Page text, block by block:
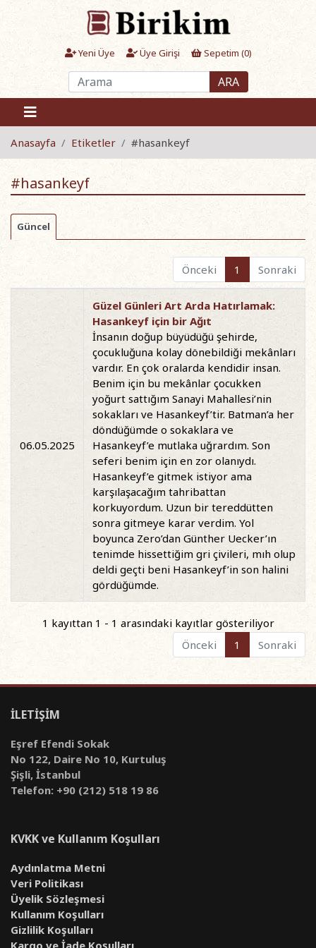
Yeni Üye Üye Girişi Sepetim (0)
ARA
Anasayfa Etiketler #hasankeyf
#hasankeyf
Güncel
Önceki 1 Sonraki
06.05.2025
Güzel Günleri Art Arda Hatırlamak:
Hasankeyf için bir Ağıt
İnsanın doğup büyüdüğü şehirde,
çocukluğuna kolay dönebildiği mekânları
vardır. En çok oralarda kendidir insan.
Benim için bu mekânlar çocukken
yoğurt sattığım Sanayi Mahallesi’nin
sokakları ve Hasankeyf’tir. Batman’a her
döndüğümde o sokaklara ve
Hasankeyf’e mutlaka uğrardım. Son
seferi benim için en zor olanıydı.
Hasankeyf’e gitmek istiyor ama
karşılaşacağım tahribattan
korkuyordum. Uzun bir tereddütten
sonra gitmeye karar verdim. Yol
boyunca Zero’dan Günther Uecker’ın
tenimde hissettiğim gri çivileri, mıh olup
deldi geçti beni Hasankeyf’in son halini
gördüğümde.
1 kayıttan 1 - 1 arasındaki kayıtlar gösteriliyor
Önceki
1 Sonraki
İLETİŞİM
Eşref Efendi Sokak
No 122, Daire No 10, Kurtuluş
Şişli, İstanbul
Telefon: +90 (212) 518 19 86
KVKK ve Kullanım Koşulları
Aydınlatma Metni
Veri Politikası
Üyelik Sözleşmesi
Kullanım Koşulları
Gizlilik Koşulları
Kargo ve İade Koşulları